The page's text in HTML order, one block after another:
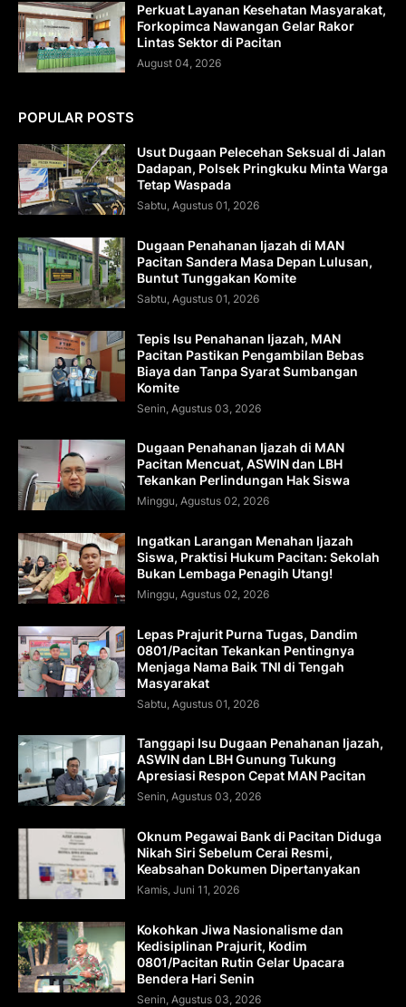
Perkuat Layanan Kesehatan Masyarakat,
Forkopimca Nawangan Gelar Rakor
Lintas Sektor di Pacitan
August 04, 2026
POPULAR POSTS
Usut Dugaan Pelecehan Seksual di Jalan
Dadapan, Polsek Pringkuku Minta Warga
Tetap Waspada
Sabtu, Agustus 01, 2026
Dugaan Penahanan Ijazah di MAN
Pacitan Sandera Masa Depan Lulusan,
Buntut Tunggakan Komite
Sabtu, Agustus 01, 2026
Tepis Isu Penahanan Ijazah, MAN
Pacitan Pastikan Pengambilan Bebas
Biaya dan Tanpa Syarat Sumbangan
Komite
Senin, Agustus 03, 2026
Dugaan Penahanan Ijazah di MAN
Pacitan Mencuat, ASWIN dan LBH
Tekankan Perlindungan Hak Siswa
Minggu, Agustus 02, 2026
Ingatkan Larangan Menahan Ijazah
Siswa, Praktisi Hukum Pacitan: Sekolah
Bukan Lembaga Penagih Utang!
Minggu, Agustus 02, 2026
Lepas Prajurit Purna Tugas, Dandim
0801/Pacitan Tekankan Pentingnya
Menjaga Nama Baik TNI di Tengah
Masyarakat
Sabtu, Agustus 01, 2026
Tanggapi Isu Dugaan Penahanan Ijazah,
ASWIN dan LBH Gunung Tukung
Apresiasi Respon Cepat MAN Pacitan
Senin, Agustus 03, 2026
Oknum Pegawai Bank di Pacitan Diduga
Nikah Siri Sebelum Cerai Resmi,
Keabsahan Dokumen Dipertanyakan
Kamis, Juni 11, 2026
Kokohkan Jiwa Nasionalisme dan
Kedisiplinan Prajurit, Kodim
0801/Pacitan Rutin Gelar Upacara
Bendera Hari Senin
Senin, Agustus 03, 2026